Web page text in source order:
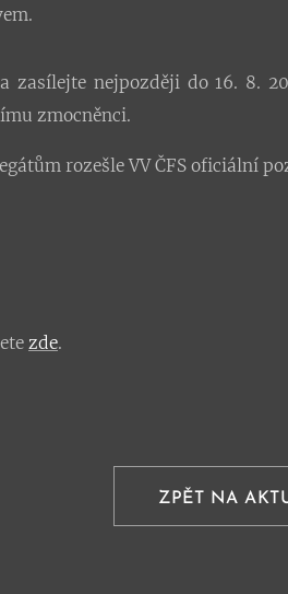
zasílejte nejpozději do 16. 8.
zmocněnci.
rozešle VV ČFS oficiální
zde.
ZPĚT NA